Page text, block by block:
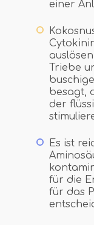
einer
Triebe
besagt,
der
Es ist
für die
für das